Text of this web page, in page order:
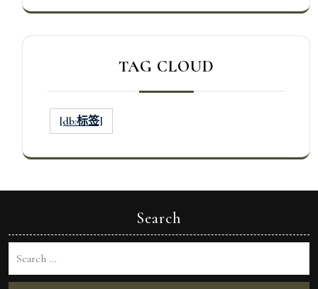
TAG CLOUD
[db:标签]
Search